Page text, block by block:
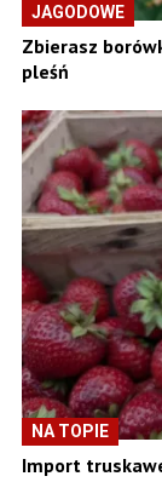
JAGODOWE
Zbierasz
pleśń
NA TOPIE
Import